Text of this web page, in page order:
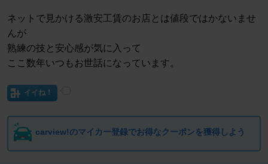
ネットで見かける激安工賃のお店とは値段ではかないませ
んが
熟練の技と安心感が気に入って
ここ数年いつもお世話になっています。
イイね！
carview!のマイカー登録でお得なクーポンを獲得しよう